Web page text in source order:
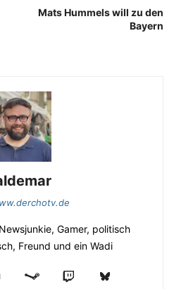
Mats Hummels will zu den
Bayern
Gamer, politisch
Freund und ein Wadi